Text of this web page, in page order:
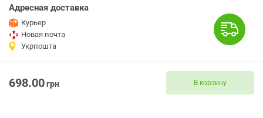
Адресная доставка
Курьер
Новая почта
Укрпошта
698.00грн В корзину